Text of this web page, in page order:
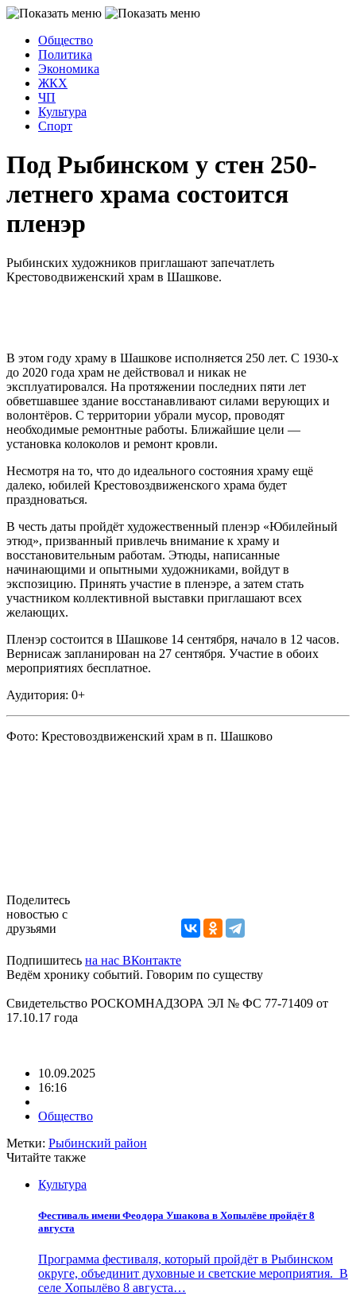
Общество
Политика
Экономика
ЖКХ
ЧП
Культура
Спорт
Под Рыбинском у стен 250-
летнего храма состоится
пленэр
Рыбинских художников приглашают запечатлеть
Крестоводвиженский храм в Шашкове.
В этом году храму в Шашкове исполняется 250 лет. С 1930-х
до 2020 года храм не действовал и никак не
эксплуатировался. На протяжении последних пяти лет
обветшавшее здание восстанавливают силами верующих и
волонтёров. С территории убрали мусор, проводят
необходимые ремонтные работы. Ближайшие цели —
установка колоколов и ремонт кровли.
Несмотря на то, что до идеального состояния храму ещё
далеко, юбилей Крестовоздвиженского храма будет
праздноваться.
В честь даты пройдёт художественный пленэр «Юбилейный
этюд», призванный привлечь внимание к храму и
восстановительным работам. Этюды, написанные
начинающими и опытными художниками, войдут в
экспозицию. Принять участие в пленэре, а затем стать
участником коллективной выставки приглашают всех
желающих.
Пленэр состоится в Шашкове 14 сентября, начало в 12 часов.
Вернисаж запланирован на 27 сентября. Участие в обоих
мероприятиях бесплатное.
Аудитория: 0+
Фото: Крестовоздвиженский храм в п. Шашково
Поделитесь
новостью с
друзьями
Подпишитесь на нас ВКонтакте
Ведём хронику событий. Говорим по существу
Свидетельство РОСКОМНАДЗОРА ЭЛ № ФС 77-71409 от
17.10.17 года
10.09.2025
16:16
Общество
Метки: Рыбинский район
Читайте также
Культура
Фестиваль имени Феодора Ушакова в Хопылёве пройдёт 8
августа
Программа фестиваля, который пройдёт в Рыбинском
округе, объединит духовные и светские мероприятия. В
селе Хопылёво 8 августа…